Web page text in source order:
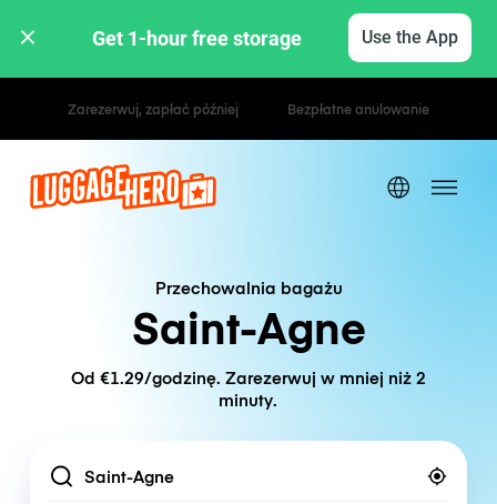
Get 1-hour free storage Use the App
Stawki godzinowe / dzienne
Przechowalnia bagażu
Saint-Agne
Od €1.29/godzinę. Zarezerwuj w mniej niż 2
minuty.
Location